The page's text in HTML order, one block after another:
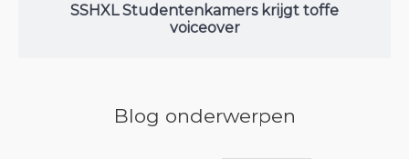
SSHXL Studentenkamers krijgt toffe
voiceover
Blog onderwerpen